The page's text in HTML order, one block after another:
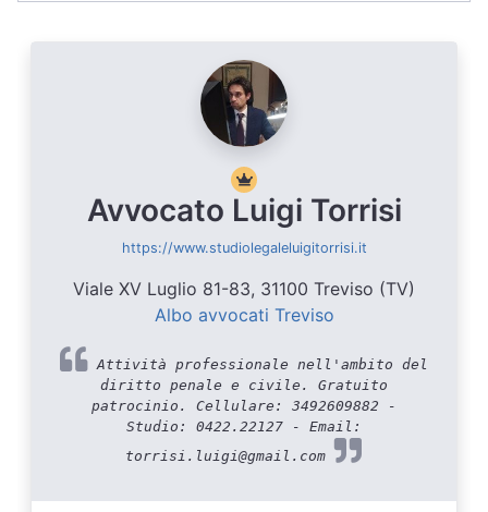
Avvocato Luigi Torrisi
https://www.studiolegaleluigitorrisi.it
Viale XV Luglio 81-83, 31100 Treviso (TV)
Albo avvocati Treviso
Attività professionale nell'ambito del
diritto penale e civile. Gratuito
patrocinio. Cellulare: 3492609882 -
Studio: 0422.22127 - Email:
torrisi.luigi@gmail.com